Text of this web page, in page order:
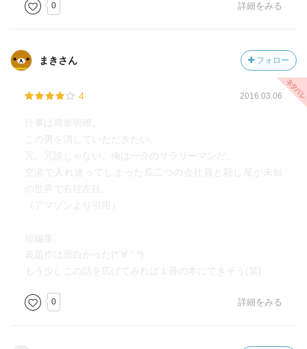
0 詳細をみる
まきさん フォロー
4 2016.03.06
仕事は簡単明瞭。
この男を消していただきたい。
冗、冗談じゃない、俺は一介のサラリーマンだ。
空港で入れ違ってしまった瓜二つの会社員と殺し屋が未知
の世界で右往左往。
（アマゾンより引用）
短編集。
表題作は面白かった(*´∀｀*)
もう少しこの話を広げてみれば１冊の本にできそう(笑)
0 詳細をみる